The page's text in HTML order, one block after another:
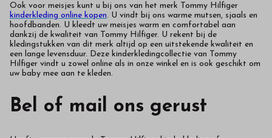
Ook voor meisjes kunt u bij ons van het merk Tommy Hilfiger
kinderkleding online kopen. U vindt bij ons warme mutsen, sjaals en
hoofdbanden. U kleedt uw meisjes warm en comfortabel aan
dankzij de kwaliteit van Tommy Hilfiger. U rekent bij de
kledingstukken van dit merk altijd op een uitstekende kwaliteit en
een lange levensduur. Deze kinderkledingcollectie van Tommy
Hilfiger vindt u zowel online als in onze winkel en is ook geschikt om
uw baby mee aan te kleden.
Bel of mail ons gerust